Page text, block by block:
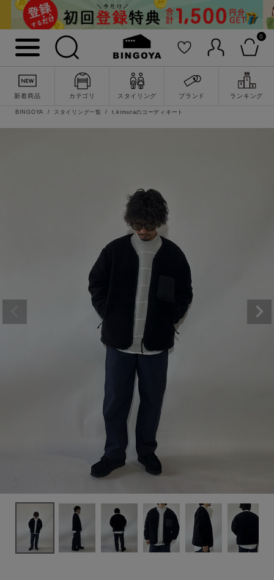
0
新着商品 カテゴリ スタイリング ブランド ランキング
詳細検索
BINGOYA スタイリング一覧 t.kimuraのコーディネート